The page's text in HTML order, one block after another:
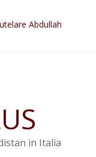
trasformata in
Abdullah
sotto minaccia
ostacolerebbe
i crimini di guerra
in Italia